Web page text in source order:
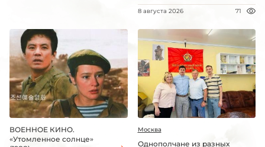
8 августа 2026 71
ВОЕННОЕ КИНО.
«Утомленное солнце»
Москва
Однополчане из разных